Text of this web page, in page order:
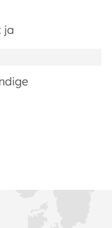
ja